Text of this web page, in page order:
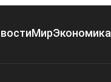
МирЭкономика